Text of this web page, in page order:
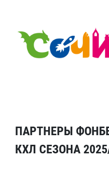
ПАРТНЕРЫ
КХЛ СЕЗОНА